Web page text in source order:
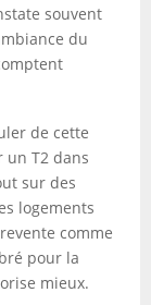
souvent
du
de cette
un T2 dans
sur des
logements
comme
pour la
mieux.